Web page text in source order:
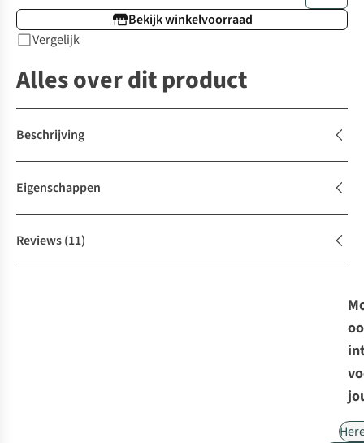
Bekijk winkelvoorraad
Vergelijk
Alles over dit product
Beschrijving
Eigenschappen
Reviews(11)